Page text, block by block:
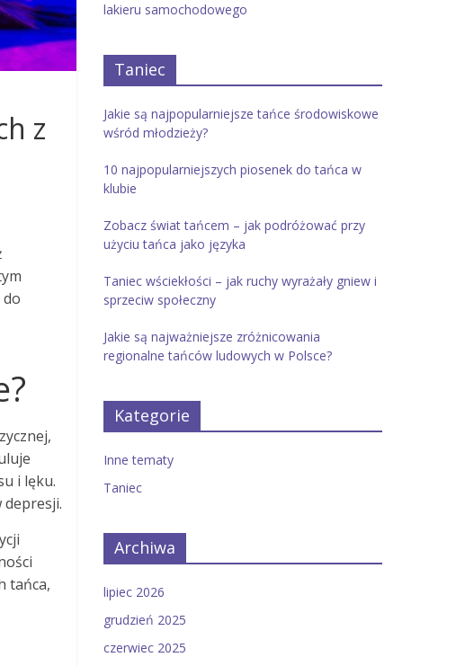
z
i lęku.
tańca,
lakieru samochodowego
Taniec
Jakie są najpopularniejsze tańce środowiskowe
wśród młodzieży?
10 najpopularniejszych piosenek do tańca w
klubie
Zobacz świat tańcem – jak podróżować przy
użyciu tańca jako języka
Taniec wściekłości – jak ruchy wyrażały gniew i
sprzeciw społeczny
Jakie są najważniejsze zróżnicowania
regionalne tańców ludowych w Polsce?
Kategorie
Inne tematy
Taniec
Archiwa
lipiec 2026
grudzień 2025
czerwiec 2025